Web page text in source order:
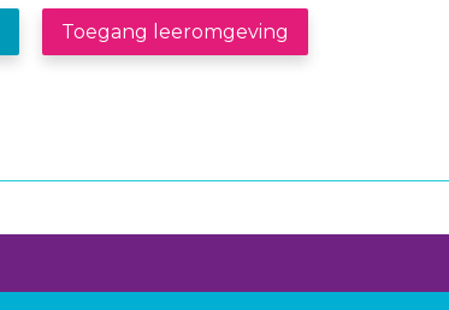
Toegang leeromgeving